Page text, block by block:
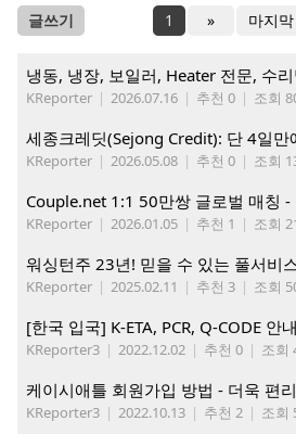
글쓰기 1 » 마지막
냉동, 냉장, 보일러, Heater 전문, 수
KReporter | 2026.07.16 | 추천 0 | 조회
세종크레딧(Sejong Credit): 단 4일만
KReporter | 2026.05.08 | 추천 0 | 조회
KReporter | 2026.01.05 | 추천 1 | 조회
워싱턴주 23년! 믿을 수 있는 풀서비
KReporter | 2025.02.11 | 추천 3 | 조회
[한국 입국] K-ETA, PCR, Q-CODE 안내
KReporter3 | 2022.12.02 | 추천 0 | 조회
케이시애틀 회원가입 방법 - 더욱 편
KReporter3 | 2022.10.13 | 추천 2 | 조회